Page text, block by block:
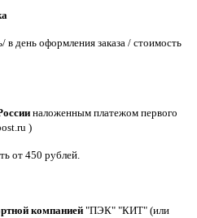
день оформления заказа / стоимость
наложенным платежом первого
)
от 450 рублей.
компанией "ПЭК" "КИТ" (или